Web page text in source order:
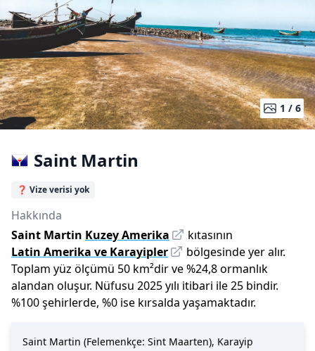
1 / 6
Saint Martin
❓ Vize verisi yok
Hakkında
Saint Martin Kuzey Amerika
kıtasının
Latin Amerika ve Karayipler
bölgesinde yer alır.
Toplam yüz ölçümü 50 km²dirve%24,8ormanlık
alandan oluşur. Nüfusu 2025yılı itibari ile25 bindir.
%100şehirlerde, %0 ise kırsalda yaşamaktadır.
Saint Martin (Felemenkçe: Sint Maarten), Karayip